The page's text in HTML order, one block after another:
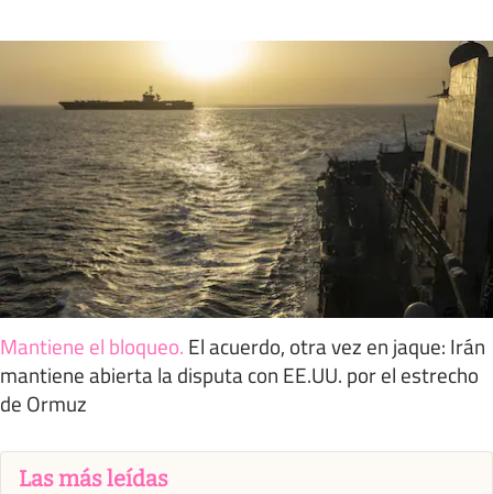
Mantiene el bloqueo. El acuerdo, otra vez en jaque: Irán
mantiene abierta la disputa con EE.UU. por el estrecho
de Ormuz
Las más leídas